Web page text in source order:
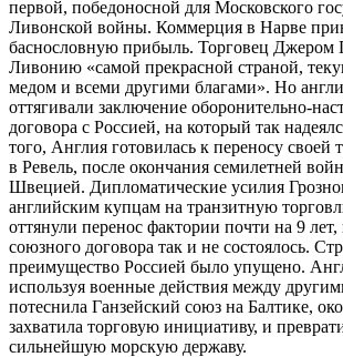
первой, победоносной для Московского
Ливонской войны. Коммерция в Нарве
баснословную прибыль. Торговец Джером
Ливонию «самой прекрасной страной,
медом и всеми другими благами». Но
оттягивали заключение оборонительно-
договора с Россией, на который так
того, Англия готовилась к переносу своей
в Ревель, после окончания семилетней
Швецией. Дипломатические усилия
английским купцам на транзитную
оттянули перенос фактории почти на 9
союзного договора так и не состоялось.
преимущество Россией было упущено.
используя военные действия между
потеснила Ганзейский союз на Балтике,
захватила торговую инициативу, и
сильнейшую морскую державу.